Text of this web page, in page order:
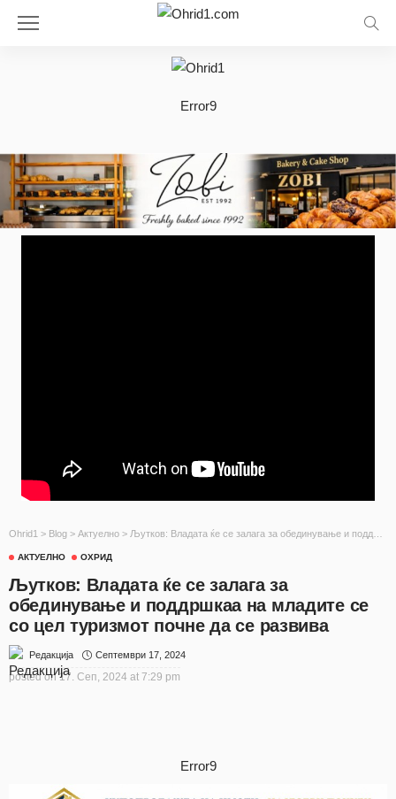
Error9
Ohrid1 > Blog > Актуелно > Љутков: Владата ќе се залага за обединување и поддршкаа на младите се со цел туризмот почне да се развива
АКТУЕЛНО ОХРИД
Љутков: Владата ќе се залага за
обединување и поддршкаа на младите се
со цел туризмот почне да се развива
Редакција Септември 17, 2024
posted on 17. Сеп, 2024 at 7:29 pm
Error9